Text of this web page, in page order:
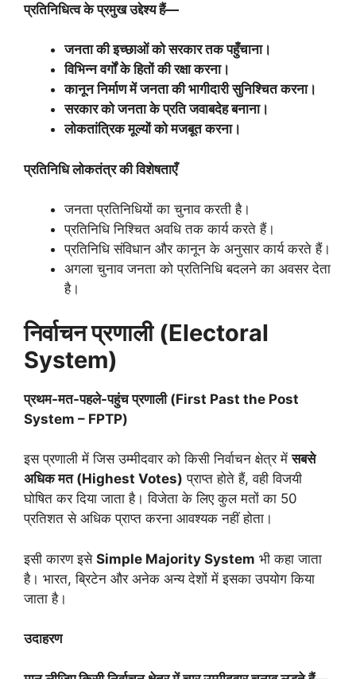
प्रतिनिधित्व के प्रमुख उद्देश्य हैं—
जनता की इच्छाओं को सरकार तक पहुँचाना।
विभिन्न वर्गों के हितों की रक्षा करना।
कानून निर्माण में जनता की भागीदारी सुनिश्चित करना।
सरकार को जनता के प्रति जवाबदेह बनाना।
लोकतांत्रिक मूल्यों को मजबूत करना।
प्रतिनिधि लोकतंत्र की विशेषताएँ
जनता प्रतिनिधियों का चुनाव करती है।
प्रतिनिधि निश्चित अवधि तक कार्य करते हैं।
प्रतिनिधि संविधान और कानून के अनुसार कार्य करते हैं।
अगला चुनाव जनता को प्रतिनिधि बदलने का अवसर देता
है।
निर्वाचन प्रणाली (Electoral
System)
प्रथम-मत-पहले-पहुंच प्रणाली (First Past the Post
System – FPTP)
इस प्रणाली में जिस उम्मीदवार को किसी निर्वाचन क्षेत्र मेंसबसे
अधिक मत (Highest Votes) प्राप्त होते हैं, वही विजयी
घोषित कर दिया जाता है। विजेता के लिए कुल मतों का 50
प्रतिशत से अधिक प्राप्त करना आवश्यक नहीं होता।
इसी कारण इसे Simple Majority System भी कहा जाता
है। भारत, ब्रिटेन और अनेक अन्य देशों में इसका उपयोग किया
जाता है।
उदाहरण